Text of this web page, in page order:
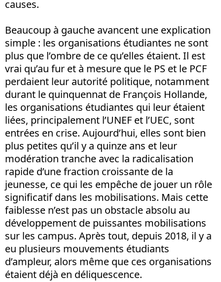
causes.
Beaucoup à gauche avancent une explication
simple : les organisations étudiantes ne sont
plus que l’ombre de ce qu’elles étaient. Il est
vrai qu’au fur et à mesure que le PS et le PCF
perdaient leur autorité politique, notamment
durant le quinquennat de François Hollande,
les organisations étudiantes qui leur étaient
liées, principalement l’UNEF et l’UEC, sont
entrées en crise. Aujourd’hui, elles sont bien
plus petites qu’il y a quinze ans et leur
modération tranche avec la radicalisation
rapide d’une fraction croissante de la
jeunesse, ce qui les empêche de jouer un rôle
significatif dans les mobilisations. Mais cette
faiblesse n’est pas un obstacle absolu au
développement de puissantes mobilisations
sur les campus. Après tout, depuis 2018, il y a
eu plusieurs mouvements étudiants
d’ampleur, alors même que ces organisations
étaient déjà en déliquescence.